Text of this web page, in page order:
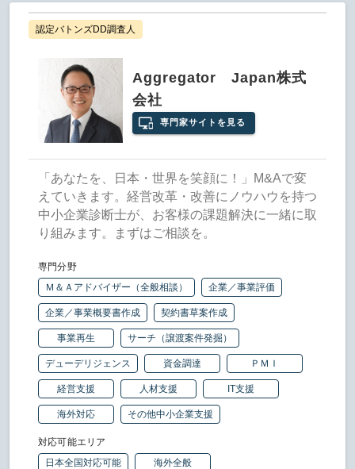
認定バトンズDD調査人
Aggregator Japan株式
会社
専門家サイトを見る
「あなたを、日本・世界を笑顔に！」M&Aで変
えていきます。経営改革・改善にノウハウを持つ
中小企業診断士が、お客様の課題解決に一緒に取
り組みます。まずはご相談を。
専門分野
Ｍ＆Ａアドバイザー（全般相談）
企業／事業評価
企業／事業概要書作成 契約書草案作成
事業再生 サーチ（譲渡案件発掘）
デューデリジェンス 資金調達 ＰＭＩ
経営支援 人材支援 IT支援
海外対応 その他中小企業支援
対応可能エリア
日本全国対応可能
海外全般